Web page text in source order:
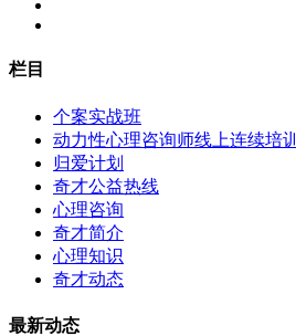
栏目
个案实战班
动力性心理咨询师线上连续培训
归爱计划
奇才公益热线
心理咨询
奇才简介
心理知识
奇才动态
最新动态